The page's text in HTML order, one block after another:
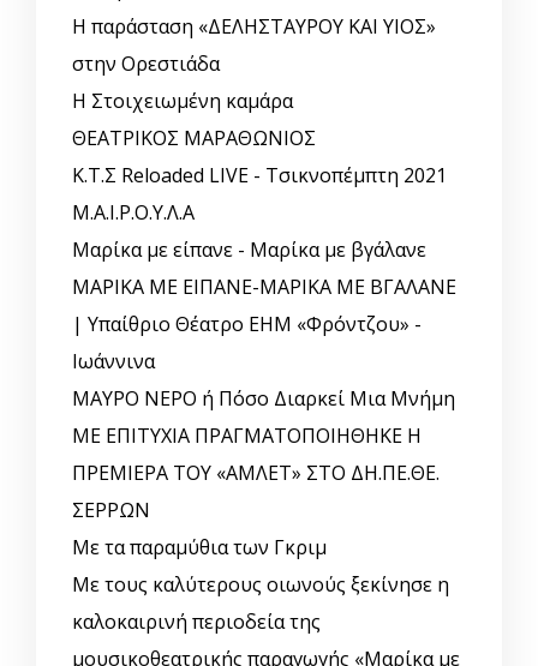
Η παράσταση «ΔΕΛΗΣΤΑΥΡΟΥ ΚΑΙ ΥΙΟΣ»
στην Ορεστιάδα
Η Στοιχειωμένη καμάρα
ΘΕΑΤΡΙΚΟΣ ΜΑΡΑΘΩΝΙΟΣ
Κ.Τ.Σ Reloaded LIVE - Τσικνοπέμπτη 2021
Μ.Α.Ι.Ρ.Ο.Υ.Λ.Α
Μαρίκα με είπανε - Μαρίκα με βγάλανε
ΜΑΡΙΚΑ ΜΕ ΕΙΠΑΝΕ-ΜΑΡΙΚΑ ΜΕ ΒΓΑΛΑΝΕ
| Υπαίθριο Θέατρο ΕΗΜ «Φρόντζου» -
Ιωάννινα
ΜΑΥΡΟ ΝΕΡΟ ή Πόσο Διαρκεί Μια Μνήμη
ΜΕ ΕΠΙΤΥΧΙΑ ΠΡΑΓΜΑΤΟΠΟΙΗΘΗΚΕ Η
ΠΡΕΜΙΕΡΑ ΤΟΥ «ΑΜΛΕΤ» ΣΤΟ ΔΗ.ΠΕ.ΘΕ.
ΣΕΡΡΩΝ
Με τα παραμύθια των Γκριμ
Με τους καλύτερους οιωνούς ξεκίνησε η
καλοκαιρινή περιοδεία της
μουσικοθεατρικής παραγωγής «Μαρίκα με